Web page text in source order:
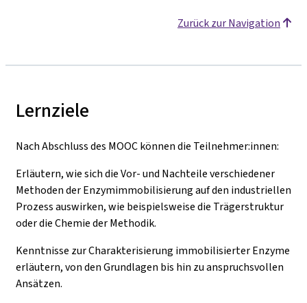
Zurück zur Navigation
Lernziele
Nach Abschluss des MOOC können die Teilnehmer:innen:
Erläutern, wie sich die Vor- und Nachteile verschiedener
Methoden der Enzymimmobilisierung auf den industriellen
Prozess auswirken, wie beispielsweise die Trägerstruktur
oder die Chemie der Methodik.
Kenntnisse zur Charakterisierung immobilisierter Enzyme
erläutern, von den Grundlagen bis hin zu anspruchsvollen
Ansätzen.